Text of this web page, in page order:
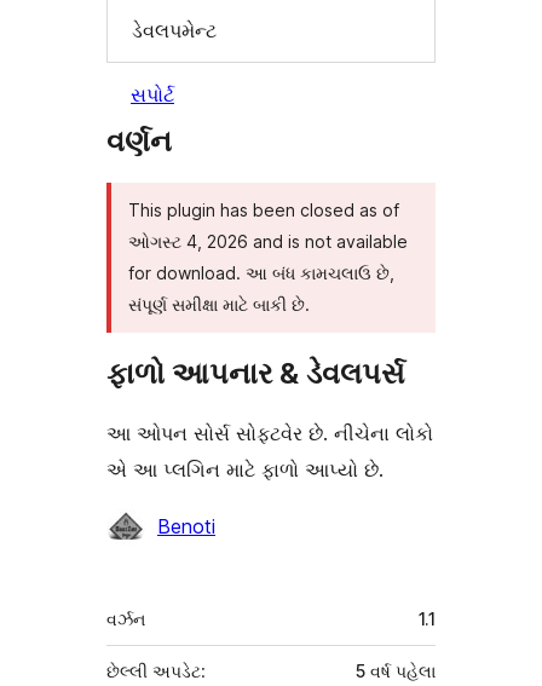
ડેવલપમેન્ટ
સપોર્ટ
વર્ણન
This plugin has been closed as of
ઓગસ્ટ 4, 2026 and is not available
for download. આ બંધ કામચલાઉ છે,
સંપૂર્ણ સમીક્ષા માટે બાકી છે.
ફાળો આપનાર & ડેવલપર્સ
આ ઓપન સોર્સ સોફ્ટવેર છે. નીચેના લોકો
એ આ પ્લગિન માટે ફાળો આપ્યો છે.
ફાળો
Benoti
મેટા
વર્ઝન 1.1
છેલ્લી અપડેટ: 5 વર્ષપહેલા